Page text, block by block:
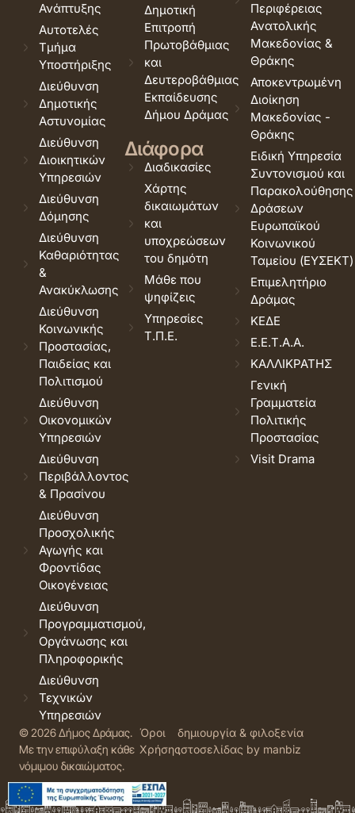
Ανάπτυξης
Αυτοτελές
Τμήμα
Υποστήριξης
Διεύθυνση
Δημοτικής
Αστυνομίας
Διεύθυνση
Διοικητικών
Υπηρεσιών
Διεύθυνση
Δόμησης
Διεύθυνση
Καθαριότητας
&
Ανακύκλωσης
Διεύθυνση
Κοινωνικής
Προστασίας,
Παιδείας και
Πολιτισμού
Διεύθυνση
Οικονομικών
Υπηρεσιών
Διεύθυνση
Περιβάλλοντος
& Πρασίνου
Διεύθυνση
Προσχολικής
Αγωγής και
Φροντίδας
Οικογένειας
Διεύθυνση
Προγραμματισμού,
Οργάνωσης και
Πληροφορικής
Διεύθυνση
Τεχνικών
Υπηρεσιών
Δημοτική
Επιτροπή
Πρωτοβάθμιας
και
Δευτεροβάθμιας
Εκπαίδευσης
Δήμου Δράμας
Διάφορα
Διαδικασίες
Χάρτης
δικαιωμάτων
και
υποχρεώσεων
του δημότη
Μάθε που
ψηφίζεις
Υπηρεσίες
Τ.Π.Ε.
Περιφέρειας
Ανατολικής
Μακεδονίας &
Θράκης
Αποκεντρωμένη
Διοίκηση
Μακεδονίας -
Θράκης
Ειδική Υπηρεσία
Συντονισμού και
Παρακολούθησης
Δράσεων
Ευρωπαϊκού
Κοινωνικού
Ταμείου (ΕΥΣΕΚΤ)
Επιμελητήριο
Δράμας
ΚΕΔΕ
Ε.Ε.Τ.Α.Α.
ΚΑΛΛΙΚΡΑΤΗΣ
Γενική
Γραμματεία
Πολιτικής
Προστασίας
Visit Drama
© 2026 Δήμος Δράμας.
Με την επιφύλαξη κάθε
νόμιμου δικαιώματος.
Όροι
Χρήσης
δημιουργία & φιλοξενία
ιστοσελίδας by manbiz